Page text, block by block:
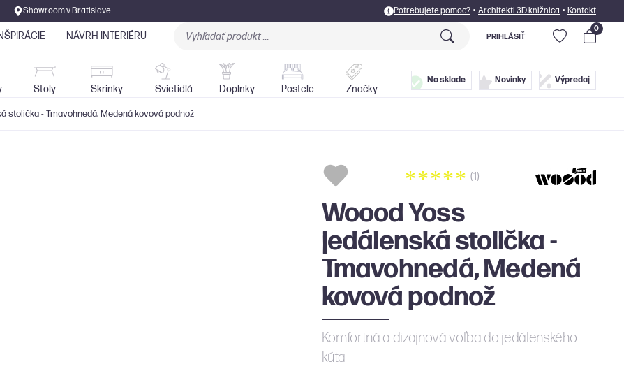
Showroom v Bratislave Potrebujete pomoc? • Architekti 3D knižnica • Kontakt
Sedačky Svietidlá Doplnky Postele
NÁVRH INTERIÉRU PRIHLÁSIŤ
0
Stoly Skrinky Svietidlá Doplnky Postele Značky
Na sklade Novinky Výpredaj
stolička - Tmavohnedá, Medená kovová podnož
(1)
Woood Yoss
jedálenská stolička -
Tmavohnedá, Medená
kovová podnož
Komfortná a dizajnová voľba do jedálenského
kúta